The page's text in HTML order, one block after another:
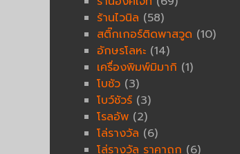
ร้านไวนิล (58)
สติ๊กเกอร์ติดพาสวูด (10)
อักษรโลหะ (14)
เครื่องพิมพ์มิมากิ (1)
โบชัว (3)
โบว์ชัวร์ (3)
โรลอัพ (2)
โล่รางวัล (6)
โล่รางวัล ราคาถูก (6)